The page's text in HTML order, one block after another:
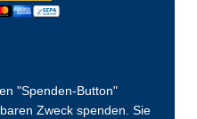
"Spenden-Button"
Zweck spenden. Sie